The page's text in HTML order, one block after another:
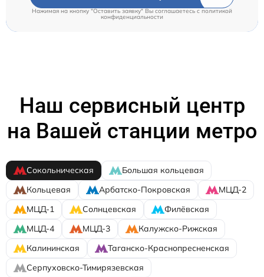
Нажимая на кнопку "Оставить заявку" Вы соглашаетесь cполитикой
конфиденциальности
Наш сервисный центр
на Вашей станции метро
Сокольническая
Большая кольцевая
Кольцевая
Арбатско-Покровская
МЦД-2
МЦД-1
Солнцевская
Филёвская
МЦД-4
МЦД-3
Калужско-Рижская
Калининская
Таганско-Краснопресненская
Серпуховско-Тимирязевская